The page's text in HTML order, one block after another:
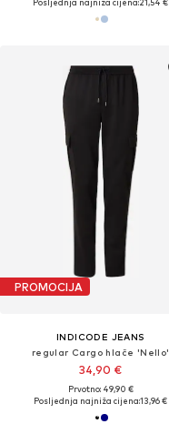
Posljednja najniža cijena:21,54 €
PROMOCIJA
INDICODE JEANS
regular Cargo hlače 'Nello'
34,90 €
Prvotno: 49,90 €
Posljednja najniža cijena:13,96 €